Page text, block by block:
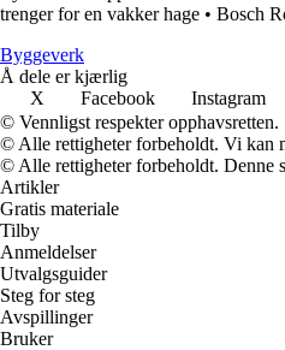
trenger for en vakker hage • Bosch
Byggeverk
Å dele er kjærlig
X
Facebook Instagram
© Vennligst respekter opphavsretten.
© Alle rettigheter forbeholdt. Vi kan
© Alle rettigheter forbeholdt. Denne
Artikler
Gratis materiale
Tilby
Anmeldelser
Utvalgsguider
Steg for steg
Avspillinger
Bruker